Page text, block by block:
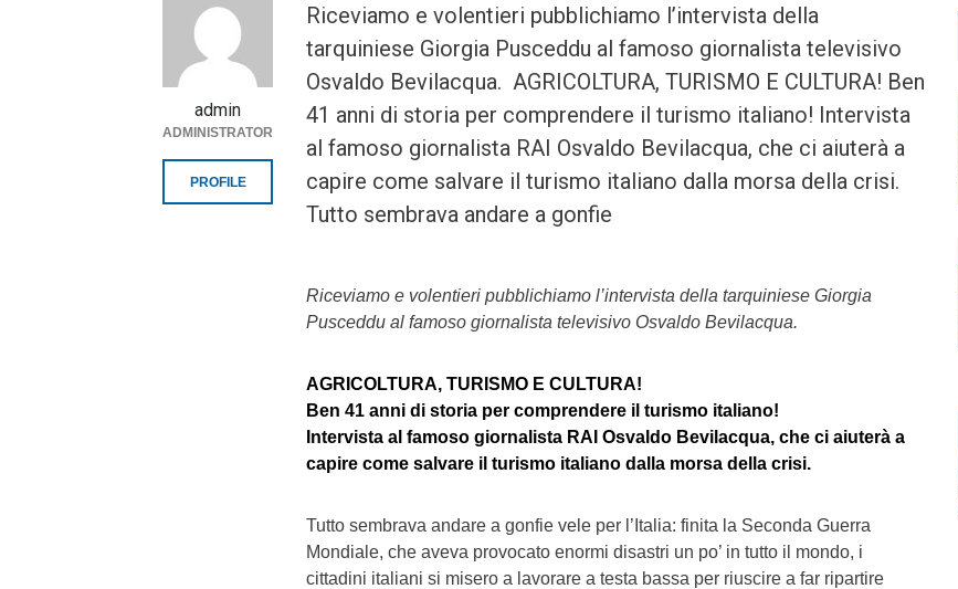
Riceviamo e volentieri pubblichiamo l’intervista della
tarquiniese Giorgia Pusceddu al famoso giornalista televisivo
Osvaldo Bevilacqua. AGRICOLTURA, TURISMO E CULTURA! Ben
41 anni di storia per comprendere il turismo italiano! Intervista
al famoso giornalista RAI Osvaldo Bevilacqua, che ci aiuterà a
capire come salvare il turismo italiano dalla morsa della crisi.
Tutto sembrava andare a gonfie
Riceviamo e volentieri pubblichiamo l’intervista della tarquiniese Giorgia
Pusceddu al famoso giornalista televisivo Osvaldo Bevilacqua.
AGRICOLTURA, TURISMO E CULTURA!
Ben 41 anni di storia per comprendere il turismo italiano!
Intervista al famoso giornalista RAI Osvaldo Bevilacqua, che ci aiuterà a
capire come salvare il turismo italiano dalla morsa della crisi.
Tutto sembrava andare a gonfie vele per l’Italia: finita la Seconda Guerra
Mondiale, che aveva provocato enormi disastri un po’ in tutto il mondo, i
cittadini italiani si misero a lavorare a testa bassa per riuscire a far ripartire
admin
ADMINISTRATOR
PROFILE